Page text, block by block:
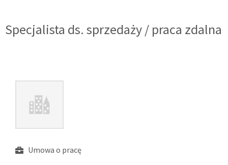
Specjalista ds. sprzedaży / praca zdalna
Umowa o pracę